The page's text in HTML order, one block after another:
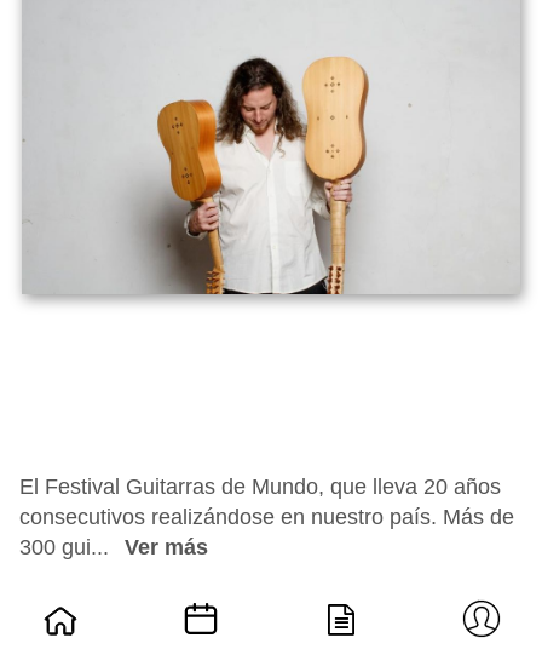
El Festival Guitarras de Mundo, que lleva 20 años
consecutivos realizándose en nuestro país. Más de
300 gui...
Ver más